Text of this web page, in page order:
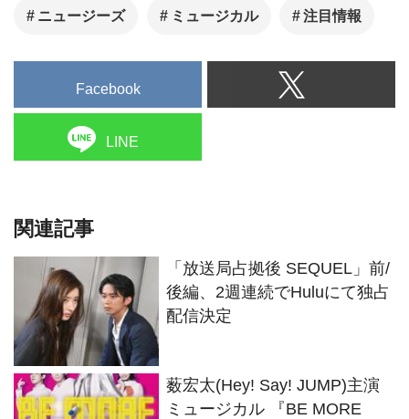
ニュージーズ ミュージカル 注目情報
Facebook
LINE
関連記事
「放送局占拠後 SEQUEL」前/
後編、2週連続でHuluにて独占
配信決定
薮宏太(Hey! Say! JUMP)主演
ミュージカル 『BE MORE